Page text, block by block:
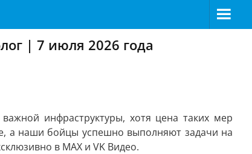
| 7 июля 2026 года
инфраструктуры, хотя цена таких мер
а наши бойцы успешно выполняют задачи на
в MAX и VK Видео.